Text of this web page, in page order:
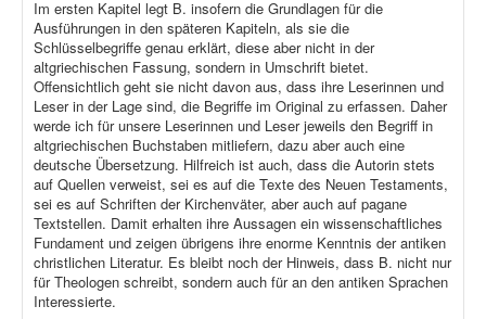
Im ersten Kapitel legt B. insofern die Grundlagen für die
Ausführungen in den späteren Kapiteln, als sie die
Schlüsselbegriffe genau erklärt, diese aber nicht in der
altgriechischen Fassung, sondern in Umschrift bietet.
Offensichtlich geht sie nicht davon aus, dass ihre Leserinnen und
Leser in der Lage sind, die Begriffe im Original zu erfassen. Daher
werde ich für unsere Leserinnen und Leser jeweils den Begriff in
altgriechischen Buchstaben mitliefern, dazu aber auch eine
deutsche Übersetzung. Hilfreich ist auch, dass die Autorin stets
auf Quellen verweist, sei es auf die Texte des Neuen Testaments,
sei es auf Schriften der Kirchenväter, aber auch auf pagane
Textstellen. Damit erhalten ihre Aussagen ein wissenschaftliches
Fundament und zeigen übrigens ihre enorme Kenntnis der antiken
christlichen Literatur. Es bleibt noch der Hinweis, dass B. nicht nur
für Theologen schreibt, sondern auch für an den antiken Sprachen
Interessierte.